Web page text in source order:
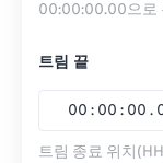
00:00:00.00으로
트림 끝
00 : 00 : 00 .
트림 종료 위치